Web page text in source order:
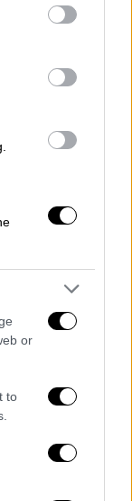
may click to
party tags to
below Google
or
to
στην
με
σε οδικές
οδήγηση